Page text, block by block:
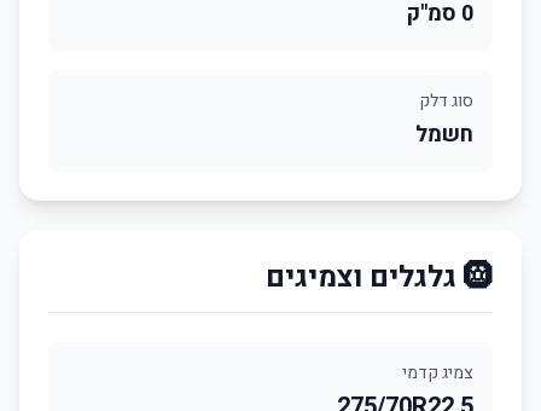
0 סמ"ק
סוג דלק
חשמל
🛞 גלגלים וצמיגים
צמיג קדמי